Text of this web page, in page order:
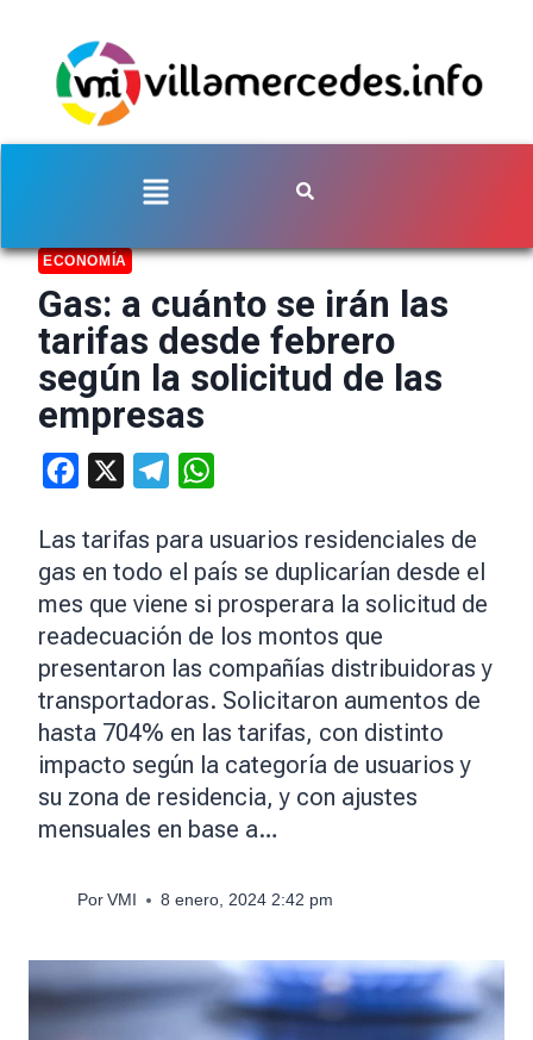
ECONOMÍA
Gas: a cuánto se irán las
tarifas desde febrero
según la solicitud de las
empresas
Facebook Telegram
Las tarifas para usuarios residenciales de
gas en todo el país se duplicarían desde el
mes que viene si prosperara la solicitud de
readecuación de los montos que
presentaron las compañías distribuidoras y
transportadoras. Solicitaron aumentos de
hasta 704% en las tarifas, con distinto
impacto según la categoría de usuarios y
su zona de residencia, y con ajustes
mensuales en base a…
Por VMI 8 enero, 2024 2:42 pm